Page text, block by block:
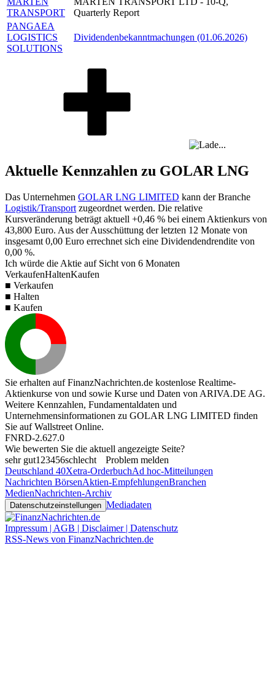
TRANSPORT
Quarterly Report
PANGAEA
LOGISTICS
SOLUTIONS
Dividendenbekanntmachungen (01.06.2026)
Aktuelle Kennzahlen zu GOLAR LNG
Das Unternehmen GOLAR LNG LIMITED kann der Branche
Logistik/Transport zugeordnet werden. Die relative
Kursveränderung beträgt aktuell +0,46 % bei einem Aktienkurs von
43,800 Euro. Aus der Ausschüttung der letzten 12 Monate von
insgesamt 0,00 Euro errechnet sich eine Dividendendrendite von
0,00 %.
Ich würde die Aktie auf Sicht von 6 Monaten
VerkaufenHaltenKaufen
■ Verkaufen
■ Halten
■ Kaufen
Sie erhalten auf FinanzNachrichten.de kostenlose Realtime-
Aktienkurse von und sowie Kurse und Daten von ARIVA.DE AG.
Weitere Kennzahlen, Fundamentaldaten und
Unternehmensinformationen zu GOLAR LNG LIMITED finden
Sie aufWallstreet Online.
FNRD-2.627.0
Wie bewerten Sie die aktuell angezeigte Seite?
sehr gut1 23456schlecht
Problem melden
Deutschland 40Xetra-OrderbuchAd hoc-Mitteilungen
Nachrichten BörsenAktien-EmpfehlungenBranchen
MedienNachrichten-Archiv
Datenschutzeinstellungen Mediadaten
Impressum | AGB | Disclaimer | Datenschutz
RSS-News von FinanzNachrichten.de